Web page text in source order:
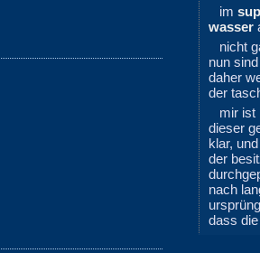
im
wasser
nicht
nun
daher
der
mir ist
dieser
klar,
der
nach
dass